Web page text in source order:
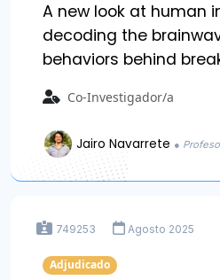
A new look at human
decoding the
behaviors behind
Co-Investigador/a
Jairo Navarrete ●
749253 Agosto 2025
Adjudicado